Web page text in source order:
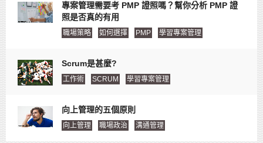
專案管理需要考 PMP 證照嗎？幫你分析 PMP 證
照是否真的有用
職場策略 如何選擇 PMP 學習專案管理
Scrum是甚麼?
工作術 SCRUM 學習專案管理
向上管理的五個原則
向上管理 職場政治 溝通管理